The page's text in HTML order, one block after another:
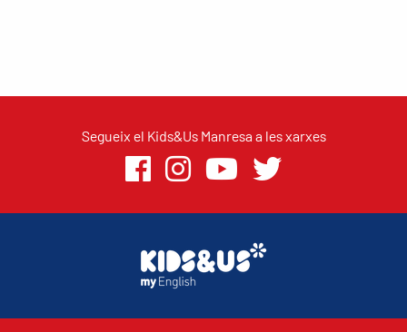
Segueix el Kids&Us Manresa a les xarxes